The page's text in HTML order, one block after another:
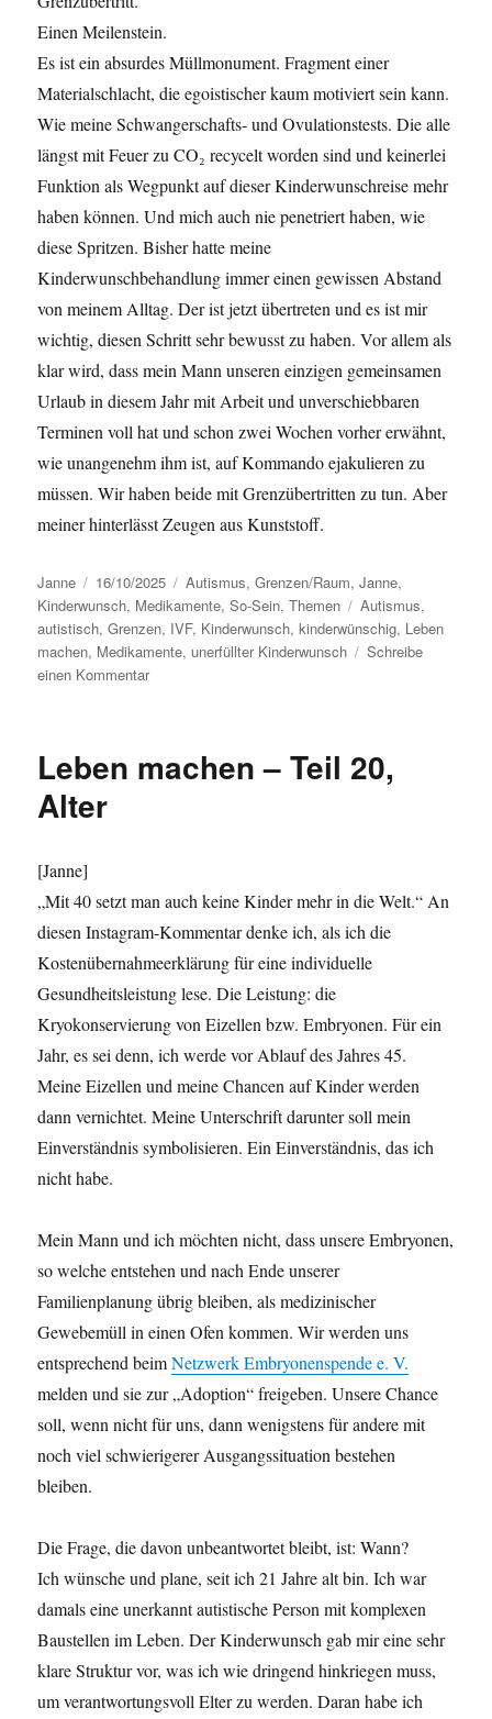
Einen Meilenstein.
Es ist ein absurdes Müllmonument. Fragment einer
Materialschlacht, die egoistischer kaum motiviert sein kann.
Wie meine Schwangerschafts- und Ovulationstests. Die alle
längst mit Feuer zu CO₂ recycelt worden sind und keinerlei
Funktion als Wegpunkt auf dieser Kinderwunschreise mehr
haben können. Und mich auch nie penetriert haben, wie
diese Spritzen. Bisher hatte meine
Kinderwunschbehandlung immer einen gewissen Abstand
von meinem Alltag. Der ist jetzt übertreten und es ist mir
wichtig, diesen Schritt sehr bewusst zu haben. Vor allem als
klar wird, dass mein Mann unseren einzigen gemeinsamen
Urlaub in diesem Jahr mit Arbeit und unverschiebbaren
Terminen voll hat und schon zwei Wochen vorher erwähnt,
wie unangenehm ihm ist, auf Kommando ejakulieren zu
müssen. Wir haben beide mit Grenzübertritten zu tun. Aber
meiner hinterlässt Zeugen aus Kunststoff.
Autor
Janne
Veröffentlicht
am
16/10/2025 Kategorien
Autismus,Grenzen/Raum,Janne,
Kinderwunsch, Medikamente,So-Sein,Themen Schlagwörter
Autismus,
autistisch,Grenzen, IVF, Kinderwunsch,kinderwünschig, Leben
machen, Medikamente, unerfüllter Kinderwunsch
Schreibe
einen Kommentarzu
Teil
Leben machen – Teil 20,
Alter
[Janne]
„Mit 40 setzt man auch keine Kinder mehr in die Welt.“ An
diesen Instagram-Kommentar denke ich, als ich die
Kostenübernahmeerklärung für eine individuelle
Gesundheitsleistung lese. Die Leistung: die
Kryokonservierung von Eizellen bzw. Embryonen. Für ein
Jahr, es sei denn, ich werde vor Ablauf des Jahres 45.
Meine Eizellen und meine Chancen auf Kinder werden
dann vernichtet. Meine Unterschrift darunter soll mein
Einverständnis symbolisieren. Ein Einverständnis, das ich
nicht habe.
Mein Mann und ich möchten nicht, dass unsere Embryonen,
so welche entstehen und nach Ende unserer
Familienplanung übrig bleiben, als medizinischer
Gewebemüll in einen Ofen kommen. Wir werden uns
entsprechend beimNetzwerk Embryonenspende e. V.
melden und sie zur „Adoption“ freigeben. Unsere Chance
soll, wenn nicht für uns, dann wenigstens für andere mit
noch viel schwierigerer Ausgangssituation bestehen
bleiben.
Die Frage, die davon unbeantwortet bleibt, ist: Wann?
Ich wünsche und plane, seit ich 21 Jahre alt bin. Ich war
damals eine unerkannt autistische Person mit komplexen
Baustellen im Leben. Der Kinderwunsch gab mir eine sehr
klare Struktur vor, was ich wie dringend hinkriegen muss,
um verantwortungsvoll Elter zu werden. Daran habe ich